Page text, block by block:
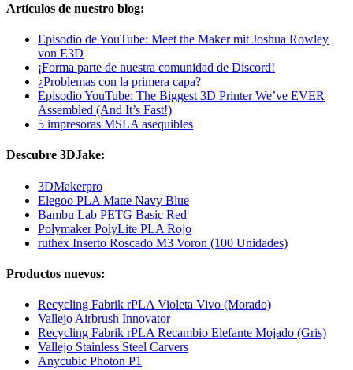
Artículos de nuestro blog:
Episodio de YouTube: Meet the Maker mit Joshua Rowley
von E3D
¡Forma parte de nuestra comunidad de Discord!
¿Problemas con la primera capa?
Episodio YouTube: The Biggest 3D Printer We’ve EVER
Assembled (And It’s Fast!)
5 impresoras MSLA asequibles
Descubre 3DJake:
3DMakerpro
Elegoo PLA Matte Navy Blue
Bambu Lab PETG Basic Red
Polymaker PolyLite PLA Rojo
ruthex Inserto Roscado M3 Voron (100 Unidades)
Productos nuevos:
Recycling Fabrik rPLA Violeta Vivo (Morado)
Vallejo Airbrush Innovator
Recycling Fabrik rPLA Recambio Elefante Mojado (Gris)
Vallejo Stainless Steel Carvers
Anycubic Photon P1